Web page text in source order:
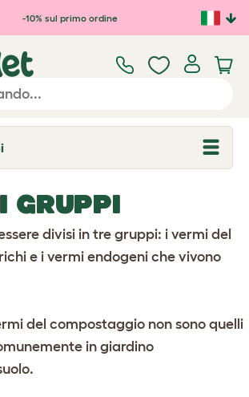
principale
-10% sul primo ordine
GRUPPI
divisi in tre gruppi: i vermi del
e i vermi endogeni che vivono
del compostaggio non sono quelli
in giardino